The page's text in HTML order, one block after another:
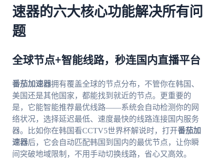
速器的六大核心功能解决所有问
题
全球节点+智能线路，秒连国内直播平台
番茄加速器拥有覆盖全球的节点分布，不管你在韩国、
美国还是其他国家，都能找到就近的节点。更重要的
是，它能智能推荐最优线路——系统会自动检测你的网
络状况，选择延迟最低、速度最快的线路连接国内服务
器。比如你在韩国看CCTV5世界杯解说时，打开番茄加
速器后，它会自动匹配韩国到国内的最优节点，让你瞬
间突破地域限制，不用手动切换线路，省心又高效。